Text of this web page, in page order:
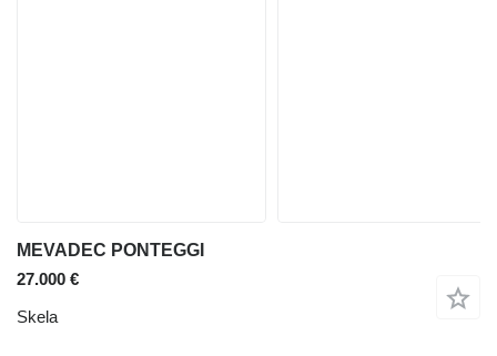
MEVADEC PONTEGGI
27.000 €
Skela